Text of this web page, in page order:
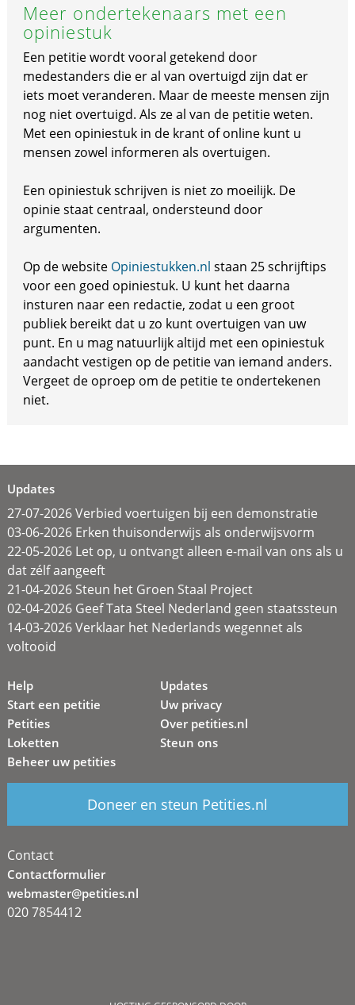
Meer ondertekenaars met een
opiniestuk
Een petitie wordt vooral getekend door
medestanders die er al van overtuigd zijn dat er
iets moet veranderen. Maar de meeste mensen zijn
nog niet overtuigd. Als ze al van de petitie weten.
Met een opiniestuk in de krant of online kunt u
mensen zowel informeren als overtuigen.
Een opiniestuk schrijven is niet zo moeilijk. De
opinie staat centraal, ondersteund door
argumenten.
Op de website Opiniestukken.nl staan 25 schrijftips
voor een goed opiniestuk. U kunt het daarna
insturen naar een redactie, zodat u een groot
publiek bereikt dat u zo kunt overtuigen van uw
punt. En u mag natuurlijk altijd met een opiniestuk
aandacht vestigen op de petitie van iemand anders.
Vergeet de oproep om de petitie te ondertekenen
niet.
Updates
27-07-2026 Verbied voertuigen bij een demonstratie
03-06-2026 Erken thuisonderwijs als onderwijsvorm
22-05-2026 Let op, u ontvangt alleen e-mail van ons als u
dat zélf aangeeft
21-04-2026 Steun het Groen Staal Project
02-04-2026 Geef Tata Steel Nederland geen staatssteun
14-03-2026 Verklaar het Nederlands wegennet als
voltooid
Help
Start een petitie
Petities
Loketten
Beheer uw petities
Updates
Uw privacy
Over petities.nl
Steun ons
Doneer en steun Petities.nl
Contact
Contactformulier
webmaster@petities.nl
020 7854412